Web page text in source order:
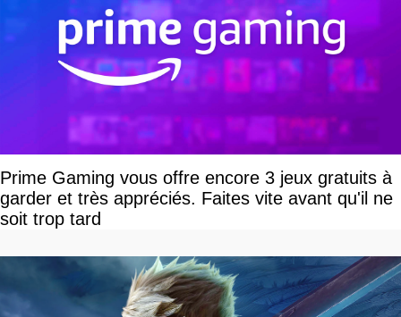
Prime Gaming vous offre encore 3 jeux gratuits à
garder et très appréciés. Faites vite avant qu'il ne
soit trop tard